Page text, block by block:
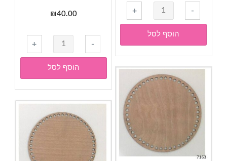
-
כמות
של
תחתית
עץ
לסריגה
-
קשת-
+
הוסף לסל
₪40.00
-
כמות
של
תחתית
עץ
לסריגה
-
עיגול
+
הוסף לסל